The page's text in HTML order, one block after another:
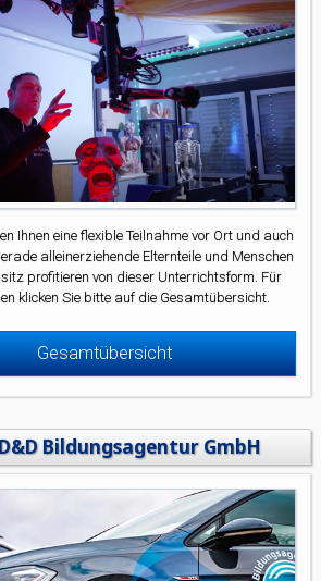
Ihnen eine flexible Teilnahme vor Ort und auch
alleinerziehende Elternteile und Menschen
profitieren von dieser Unterrichtsform. Für
klicken Sie bitte auf die Gesamtübersicht.
Gesamtübersicht
Bildungsagentur GmbH